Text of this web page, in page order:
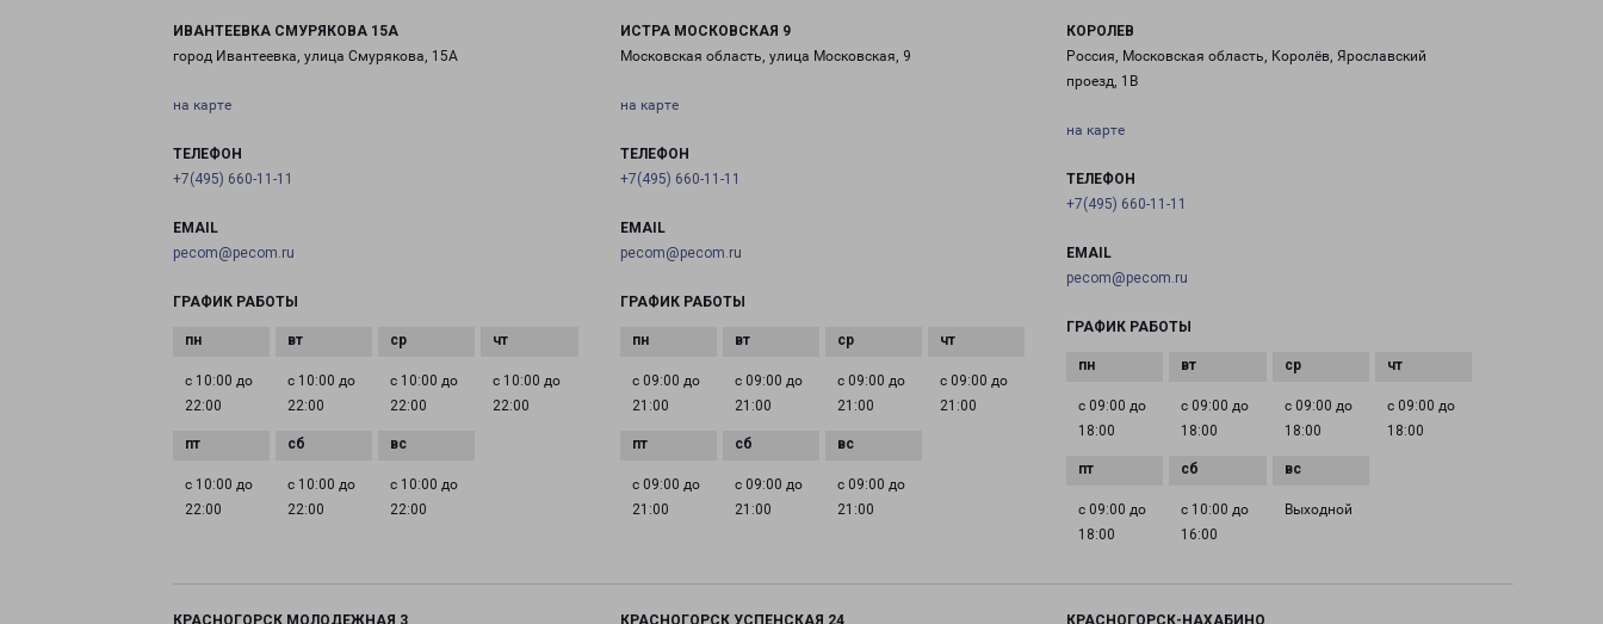
ИВАНТЕЕВКА СМУРЯКОВА 15А
город Ивантеевка, улица Смурякова, 15А
на карте
ТЕЛЕФОН
+7(495) 660-11-11
EMAIL
pecom@pecom.ru
ГРАФИК РАБОТЫ
с 10:00 до
22:00
с 10:00 до
22:00
с 10:00 до
22:00
с 10:00 до
22:00
с 10:00 до
22:00
с 10:00 до
22:00
с 10:00 до
22:00
ИСТРА МОСКОВСКАЯ 9
Московская область, улица Московская, 9
на карте
ТЕЛЕФОН
+7(495) 660-11-11
EMAIL
pecom@pecom.ru
ГРАФИК РАБОТЫ
с 09:00 до
21:00
с 09:00 до
21:00
с 09:00 до
21:00
с 09:00 до
21:00
с 09:00 до
21:00
с 09:00 до
21:00
с 09:00 до
21:00
КОРОЛЕВ
Россия, Московская область, Королёв, Ярославский
проезд, 1В
на карте
ТЕЛЕФОН
+7(495) 660-11-11
EMAIL
pecom@pecom.ru
ГРАФИК РАБОТЫ
с 09:00 до
18:00
с 09:00 до
18:00
с 09:00 до
18:00
с 09:00 до
18:00
с 09:00 до
18:00
с 10:00 до
16:00
Выходной
КРАСНОГОРСК МОЛОДЕЖНАЯ 3 КРАСНОГОРСК УСПЕНСКАЯ 24 КРАСНОГОРСК-НАХАБИНО